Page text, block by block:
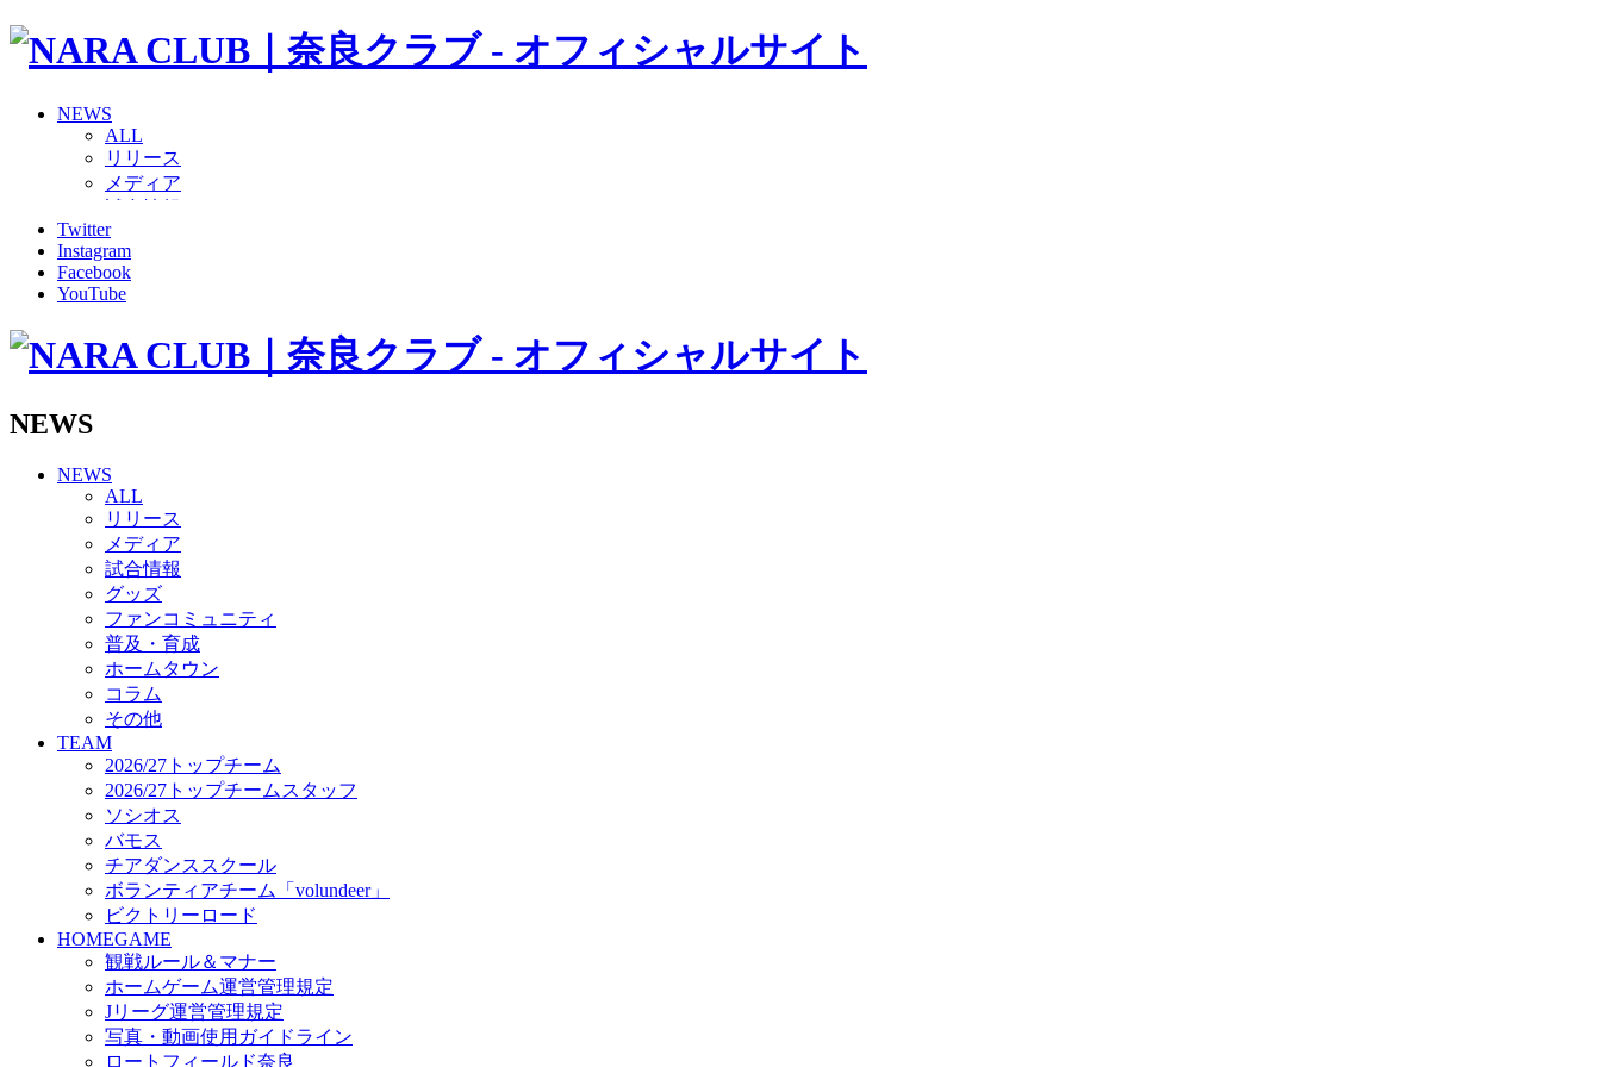
NEWS
ALL
リリース
メディア
グッズ
ファンコミュニティ
普及・育成
ホームタウン
その他
バモス
チアダンススクール
ボランティアチーム「volundeer」
ビクトリーロード
HOMEGAME
観戦ルール＆マナー
ホームゲーム運営管理規定
Jリーグ運営管理規定
写真・動画使用ガイドライン
ロートフィールド奈良
SCHEDULE
2026/27
練習見学時のファンサービスについて
TICKET
奈良クラブ明治安田J3リーグ2026/27シーズン試合観戦チケット
奈良クラブ明治安田Ｊ3リーグ 2026/27シーズン「鹿パス」
観戦ルール＆マナー
FANCOMMUNITY
2026/27ファンコミュニティ
サポートショップ
GOODS
オフィシャルストア（実店舗）
オンラインストア
ACADEMY
アカデミーについて
Twitter
Instagram
Facebook
YouTube
NEWS
NEWS
ALL
リリース
メディア
試合情報
グッズ
ファンコミュニティ
普及・育成
ホームタウン
コラム
その他
TEAM
2026/27トップチーム
2026/27トップチームスタッフ
ソシオス
バモス
チアダンススクール
ボランティアチーム「volundeer」
ビクトリーロード
HOMEGAME
観戦ルール＆マナー
ホームゲーム運営管理規定
Jリーグ運営管理規定
写真・動画使用ガイドライン
ロートフィールド奈良